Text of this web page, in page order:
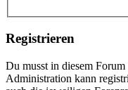
Registrieren
Du musst in diesem
Administration kann